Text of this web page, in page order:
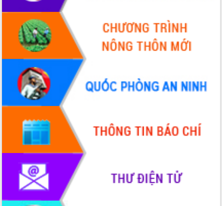
Khơi thông điểm nghẽn, đẩy nhanh
giải ngân vốn khắc phục thiên tai
HĐND tỉnh thông qua điều chỉnh Quy
hoạch tỉnh thời kỳ 2021-2030
Hội thảo góp ý hồ sơ điều chỉnh quy
hoạch tỉnh Đắk Lắk thời kỳ 2021-2030,
tầm nhìn đến năm 2050
Nâng cao hiệu quả hoạt động của các
doanh nghiệp nhà nước
Hội nghị triển khai kết nối mạng
truyền số liệu chuyên dùng phục vụ cơ
quan Đảng, Nhà nước
Lễ phát động chuỗi hoạt động chung
Xã Ea Kar bước chuyển mình trong
công tác cải cách hành chính mô hình
UBND tỉnh họp báo định kỳ tháng 4
năm 2026